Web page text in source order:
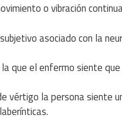
o vibración
asociado con la
que el enfermo siente
vértigo la persona siente